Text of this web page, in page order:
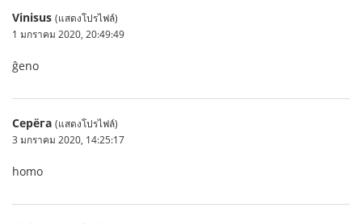
Vinisus (แสดงโปรไฟล์)
1 มกราคม 2020, 20:49:49
ĝeno
Серёга (แสดงโปรไฟล์)
3 มกราคม 2020, 14:25:17
homo